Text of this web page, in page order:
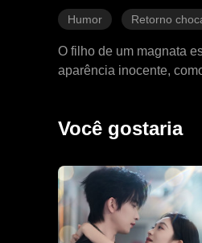
Humor Retorno
O filho de um magnata
aparência inocente,
Você gostaria